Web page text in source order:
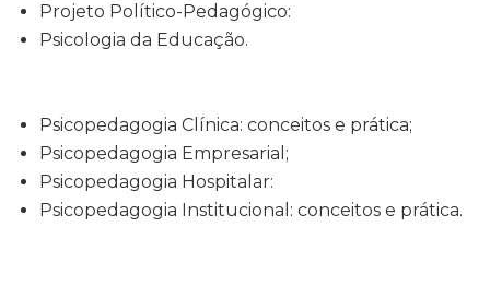
Projeto Político-Pedagógico:
Psicologia da Educação.
Psicopedagogia Clínica: conceitos e prática;
Psicopedagogia Empresarial;
Psicopedagogia Hospitalar:
Psicopedagogia Institucional: conceitos e prática.